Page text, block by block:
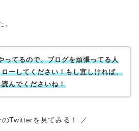
。
ってるので、ブログを頑張ってる人
ーしてください！もし宜しければ、
んでくださいね！
のTwitterを見てみる！ ／